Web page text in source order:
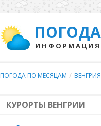
ПОГОДА ПО МЕСЯЦАМ / ВЕНГРИЯ
КУРОРТЫ ВЕНГРИИ